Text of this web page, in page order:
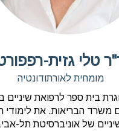
טלי גזית-
מומחית לאורתודונטיה
בית ספר לרפואת
משרד הבריאות. את לימודי
של אוניברסיטת תל-